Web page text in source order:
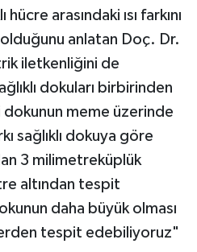
arasındaki ısı farkını
anlatan Doç. Dr.
iletkenliğini de
dokuları birbirinden
dokunun meme üzerinde
sağlıklı dokuya göre
3 milimetreküplük
altından tespit
daha büyük olması
tespit edebiliyoruz"